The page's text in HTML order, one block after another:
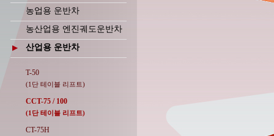
농업용 운반차
농산업용 엔진궤도운반차
▶ 산업용 운반차
T-50
(1단 테이블 리프트)
CCT-75 / 100
(1단 테이블 리프트)
CT-75H